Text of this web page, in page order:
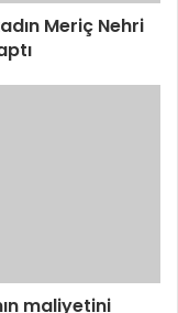
Meriç Nehri
maliyetini